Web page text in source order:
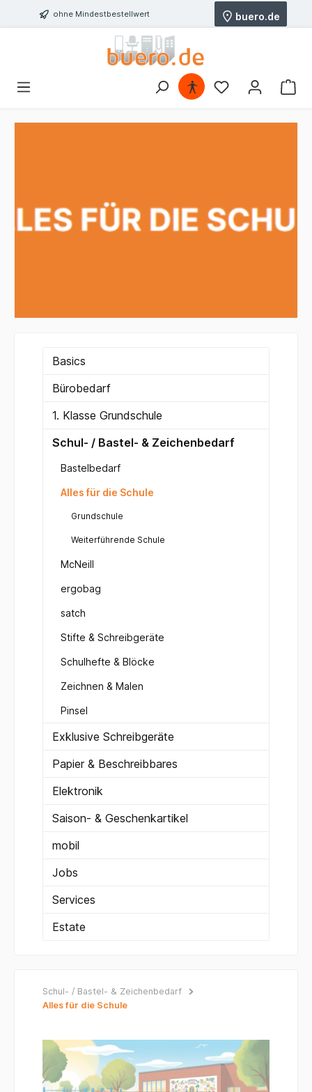
ohne Mindestbestellwert buero.de
Basics
Bürobedarf
1. Klasse Grundschule
Schul- / Bastel- & Zeichenbedarf
Bastelbedarf
Alles für die Schule
Grundschule
Weiterführende Schule
McNeill
ergobag
satch
Stifte & Schreibgeräte
Schulhefte & Blöcke
Zeichnen & Malen
Pinsel
Exklusive Schreibgeräte
Papier & Beschreibbares
Elektronik
Saison- & Geschenkartikel
mobil
Jobs
Services
Estate
Schul- / Bastel- & Zeichenbedarf
Alles für die Schule